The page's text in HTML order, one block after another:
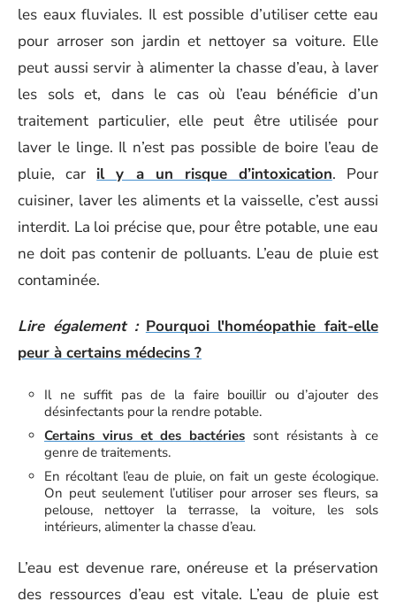
les eaux fluviales. Il est possible d’utiliser cette eau
pour arroser son jardin et nettoyer sa voiture. Elle
peut aussi servir à alimenter la chasse d’eau, à laver
les sols et, dans le cas où l’eau bénéficie d’un
traitement particulier, elle peut être utilisée pour
laver le linge. Il n’est pas possible de boire l’eau de
pluie, car il y a un risque d’intoxication. Pour
cuisiner, laver les aliments et la vaisselle, c’est aussi
interdit. La loi précise que, pour être potable, une eau
ne doit pas contenir de polluants. L’eau de pluie est
contaminée.
Lire également : Pourquoi l'homéopathie fait-elle
peur à certains médecins ?
Il ne suffit pas de la faire bouillir ou d’ajouter des
désinfectants pour la rendre potable.
Certains virus et des bactéries sont résistants à ce
genre de traitements.
En récoltant l’eau de pluie, on fait un geste écologique.
On peut seulement l’utiliser pour arroser ses fleurs, sa
pelouse, nettoyer la terrasse, la voiture, les sols
intérieurs, alimenter la chasse d’eau.
L’eau est devenue rare, onéreuse et la préservation
des ressources d’eau est vitale. L’eau de pluie est